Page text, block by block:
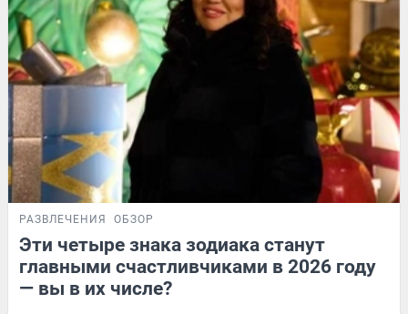
РАЗВЛЕЧЕНИЯ ОБЗОР
Эти четыре знака зодиака станут
главными счастливчиками в 2026 году
— вы в их числе?